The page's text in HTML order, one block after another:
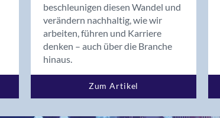
beschleunigen diesen Wandel und
verändern nachhaltig, wie wir
arbeiten, führen und Karriere
denken – auch über die Branche
hinaus.
Zum Artikel